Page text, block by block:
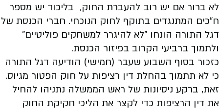
לא ברור אם יש רוב להעברת החוק, בליכוד יש מספר
ח"כים המתנגדים בתוקף לחוק הנוכחי. חברי הכנסת של
דגל התורה הונחו "לא להיגרר למשחקים פוליטיים"
ולתמוך ברביעי הקרוב בפיזור הכנסת.
כזכור בסוף השבוע שעבר (חמישי) הודיעה דגל התורה
כי לא תתמוך בהחלת דין רציפות על חוק הפטור מגיוס.
זאת, ברקע ניסיונות של ראש הממשלה נתניהו להחיל
את דין הרציפות כדי לקצר את הליכי חקיקת החוק